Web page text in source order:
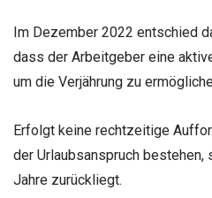
Im Dezember 2022 entschied
dass der Arbeitgeber eine
um die Verjährung zu
Erfolgt keine rechtzeitige
der Urlaubsanspruch
Jahre zurückliegt.